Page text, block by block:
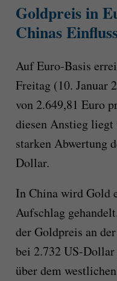
Goldpreis in
Chinas
Auf Euro-Basis
Freitag (10. Januar
von 2.649,81 Euro
diesen Anstieg
starken Abwertung
Dollar.
In China wird Gold
Aufschlag
der Goldpreis an
bei 2.732 US-
über dem